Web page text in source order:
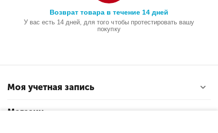
Возврат товара в течение 14 дней
У вас есть 14 дней, для того чтобы протестировать вашу
покупку
Моя учетная запись
Магазин